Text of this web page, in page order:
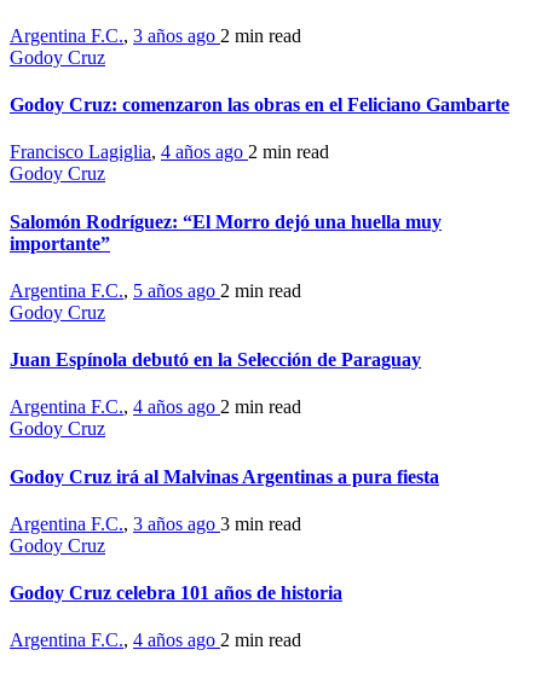
Argentina F.C., 3 años ago 2 min read
Godoy Cruz
Godoy Cruz: comenzaron las obras en el Feliciano Gambarte
Francisco Lagiglia, 4 años ago 2 min read
Godoy Cruz
Salomón Rodríguez: “El Morro dejó una huella muy
importante”
Argentina F.C., 5 años ago 2 min read
Godoy Cruz
Juan Espínola debutó en la Selección de Paraguay
Argentina F.C., 4 años ago 2 min read
Godoy Cruz
Godoy Cruz irá al Malvinas Argentinas a pura fiesta
Argentina F.C., 3 años ago 3 min read
Godoy Cruz
Godoy Cruz celebra 101 años de historia
Argentina F.C., 4 años ago 2 min read